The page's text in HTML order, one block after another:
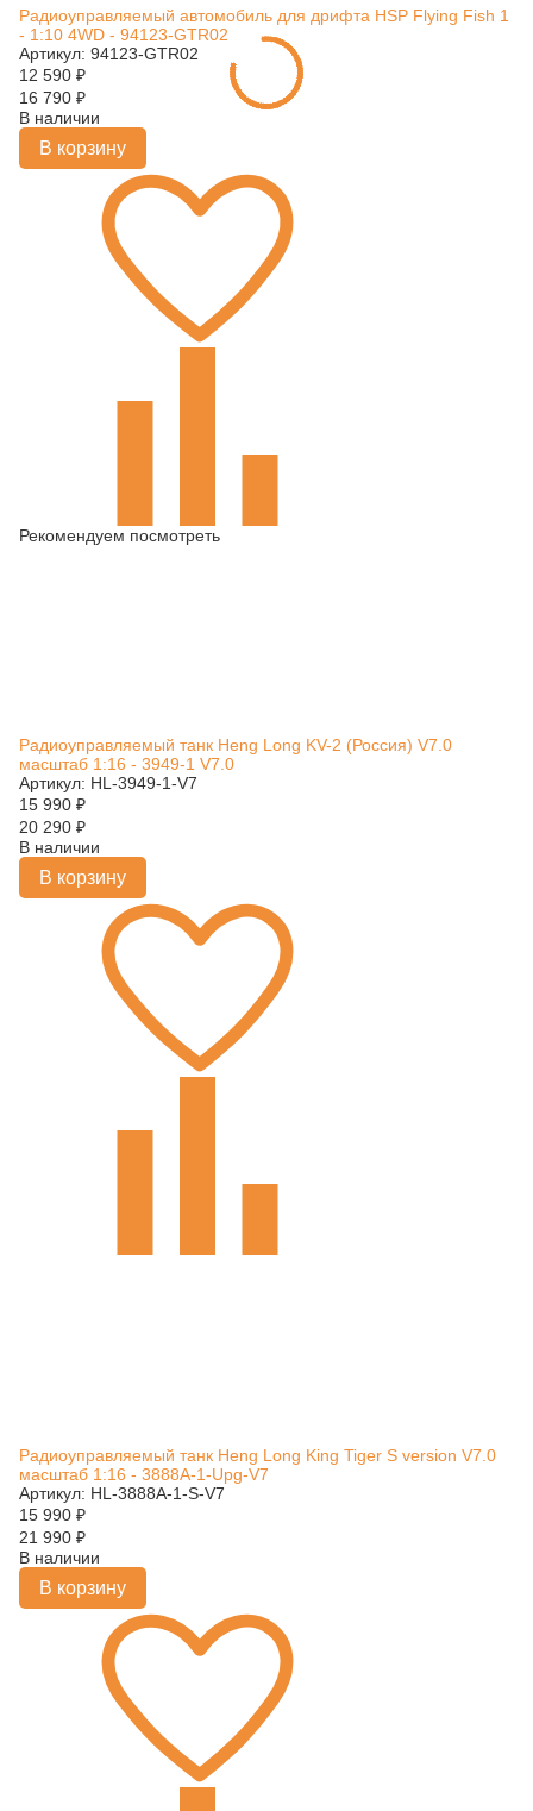
Радиоуправляемый автомобиль для дрифта HSP Flying Fish 1
- 1:10 4WD - 94123-GTR02
Артикул: 94123-GTR02
12 590 ₽
16 790 ₽
В наличии
В корзину
Рекомендуем посмотреть
Радиоуправляемый танк Heng Long KV-2 (Россия) V7.0
масштаб 1:16 - 3949-1 V7.0
Артикул: HL-3949-1-V7
15 990 ₽
20 290 ₽
В наличии
В корзину
Радиоуправляемый танк Heng Long King Tiger S version V7.0
масштаб 1:16 - 3888A-1-Upg-V7
Артикул: HL-3888A-1-S-V7
15 990 ₽
21 990 ₽
В наличии
В корзину